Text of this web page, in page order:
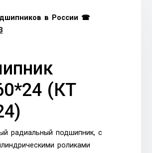
в России ☎
(КT
радиальный подшипник, с
роликами